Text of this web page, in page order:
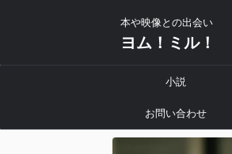
本や映像との出会い
ヨム！ミル！
小説
お問い合わせ